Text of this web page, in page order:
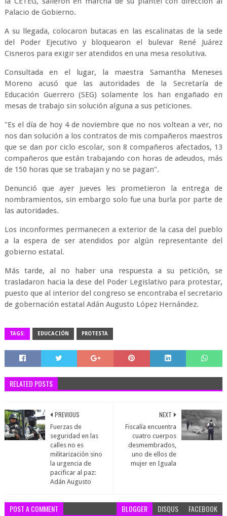
Palacio de Gobierno.
A su llegada, colocaron butacas en las escalinatas de la sede
del Poder Ejecutivo y bloquearon el bulevar René Juárez
Cisneros para exigir ser atendidos en una mesa resolutiva.
Consultada en el lugar, la maestra Samantha Meneses
Moreno acusó que las autoridades de la Secretaría de
Educación Guerrero (SEG) solamente los han engañado en
mesas de trabajo sin solución alguna a sus peticiones.
"Es el día de hoy 4 de noviembre que no nos voltean a ver, no
nos dan solución a los contratos de mis compañeros maestros
que se dan por ciclo escolar, son 8 compañeros afectados, 13
compañeros que están trabajando con horas de adeudos, más
de 150 horas que se trabajan y no se pagan".
Denunció que ayer jueves les prometieron la entrega de
nombramientos, sin embargo solo fue una burla por parte de
las autoridades.
Los inconformes permanecen a exterior de la casa del pueblo
a la espera de ser atendidos por algún representante del
gobierno estatal.
Más tarde, al no haber una respuesta a su petición, se
trasladaron hacia la dese del Poder Legislativo para protestar,
puesto que al interior del congreso se encontraba el secretario
de gobernación estatal Adán Augusto López Hernández.
TAGS: EDUCACIÓN PROTESTA
RELATED POSTS
NEXT
Fiscalía encuentra
cuatro cuerpos
desmembrados,
uno de ellos de
mujer en Iguala
PREVIOUS
Fuerzas de
seguridad en las
calles no es
militarización sino
la urgencia de
pacificar al paz:
Adán Augusto
POST A COMMENT BLOGGER DISQUS FACEBOOK